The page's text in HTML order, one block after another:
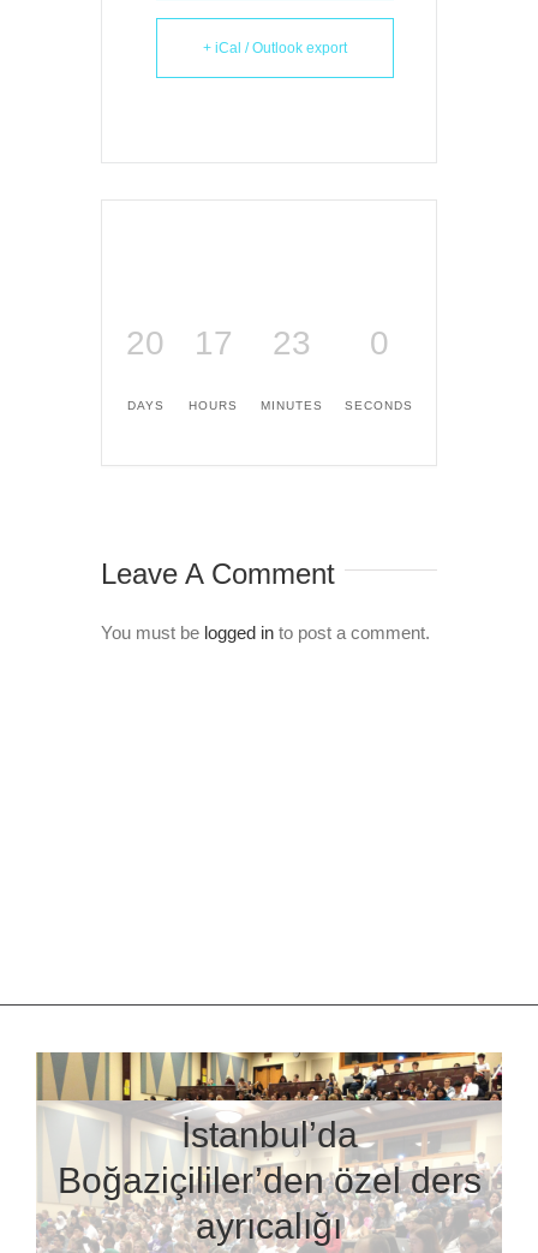
+ iCal / Outlook export
20
DAYS
17
HOURS
23
MINUTES
0
SECONDS
Leave A Comment
You must be logged in to post a comment.
İstanbul’da
Boğaziçililer’den özel ders
ayrıcalığı